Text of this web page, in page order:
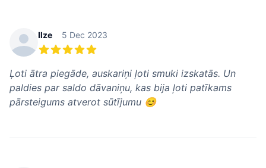
Ilze 5 Dec 2023
Ļoti ātra piegāde, auskariņi ļoti smuki izskatās. Un
paldies par saldo dāvaniņu, kas bija ļoti patīkams
pārsteigums atverot sūtījumu 😊